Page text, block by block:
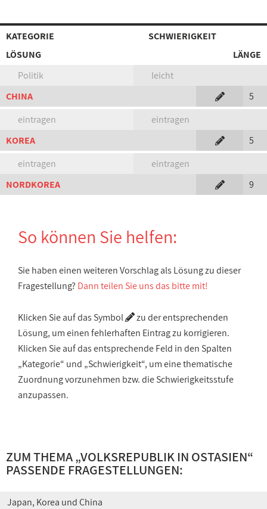
KATEGORIE
SCHWIERIGKEIT
LÖSUNG
LÄNGE
Politik
leicht
CHINA
5
eintragen
eintragen
KOREA
5
eintragen
eintragen
NORDKOREA
9
So können Sie helfen:
Sie haben einen weiteren Vorschlag als Lösung zu dieser
Fragestellung? Dann teilen Sie uns das bitte mit!
Klicken Sie auf das Symbol
zu der entsprechenden
Lösung, um einen fehlerhaften Eintrag zu korrigieren.
Klicken Sie auf das entsprechende Feld in den Spalten
„Kategorie“ und „Schwierigkeit“, um eine thematische
Zuordnung vorzunehmen bzw. die Schwierigkeitsstufe
anzupassen.
ZUM THEMA „VOLKSREPUBLIK IN OSTASIEN“
PASSENDE FRAGESTELLUNGEN:
Japan, Korea und China